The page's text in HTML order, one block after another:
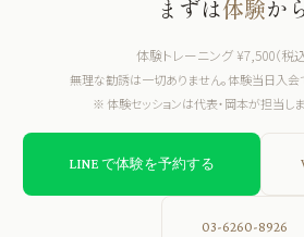
まずは体験か
体験トレーニング ¥7,500（税
無理な勧誘は一切ありません。体験当日入会
※ 体験セッションは代表・岡本が担当しま
LINE で体験を予約する
03-6260-8926